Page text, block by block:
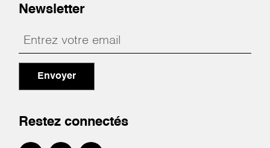
Newsletter
Envoyer
Restez connectés